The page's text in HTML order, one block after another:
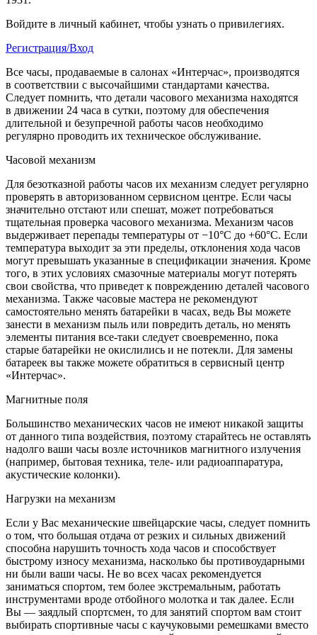
Войдите в личный кабинет, чтобы узнать о привилегиях.
Регистрация/Вход
Все часы, продаваемые в салонах «Интерчас», производятся
в соответствии с высочайшими стандартами качества.
Следует помнить, что детали часового механизма находятся
в движении 24 часа в сутки, поэтому для обеспечения
длительной и безупречной работы часов необходимо
регулярно проводить их техническое обслуживание.
Часовой механизм
Для безотказной работы часов их механизм следует регулярно
проверять в авторизованном сервисном центре. Если часы
значительно отстают или спешат, может потребоваться
тщательная проверка часового механизма. Механизм часов
выдерживает перепады температуры от −10°C до +60°C. Если
температура выходит за эти пределы, отклонения хода часов
могут превышать указанные в спецификации значения. Кроме
того, в этих условиях смазочные материалы могут потерять
свои свойства, что приведет к повреждению деталей часового
механизма. Также часовые мастера не рекомендуют
самостоятельно менять батарейки в часах, ведь Вы можете
занести в механизм пыль или повредить деталь, но менять
элементы питания все-таки следует своевременно, пока
старые батарейки не окислились и не потекли. Для замены
батареек вы также можете обратиться в сервисный центр
«Интерчас».
Магнитные поля
Большинство механических часов не имеют никакой защиты
от данного типа воздействия, поэтому старайтесь не оставлять
надолго ваши часы возле источников магнитного излучения
(например, бытовая техника, теле- или радиоаппаратура,
акустические колонки).
Нагрузки на механизм
Если у Вас механические швейцарские часы, следует помнить
о том, что большая отдача от резких и сильных движений
способна нарушить точность хода часов и способствует
быстрому износу механизма, насколько бы противоударными
ни были ваши часы. Не во всех часах рекомендуется
заниматься спортом, тем более экстремальным, работать
инструментами вроде отбойного молотка и так далее. Если
Вы — заядлый спортсмен, то для занятий спортом вам стоит
выбирать спортивные часы с каучуковыми ремешками вместо